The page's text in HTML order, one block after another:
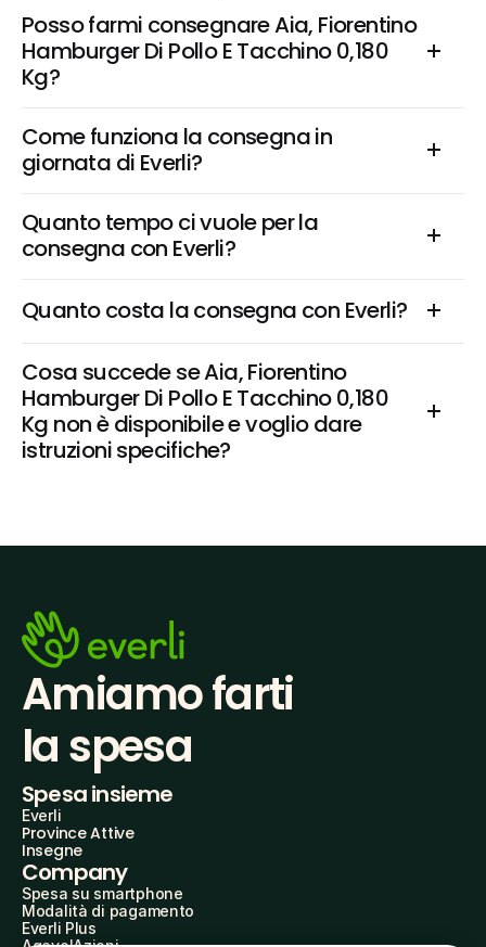
Posso farmi consegnare Aia, Fiorentino
Hamburger Di Pollo E Tacchino 0,180
Kg?
Come funziona la consegna in
giornata di Everli?
Quanto tempo ci vuole per la
consegna con Everli?
Quanto costa la consegna con Everli?
Cosa succede se Aia, Fiorentino
Hamburger Di Pollo E Tacchino 0,180
Kg non è disponibile e voglio dare
istruzioni specifiche?
Amiamo farti
la spesa
Spesa insieme
Everli
Province Attive
Insegne
Company
Spesa su smartphone
Modalità di pagamento
Everli Plus